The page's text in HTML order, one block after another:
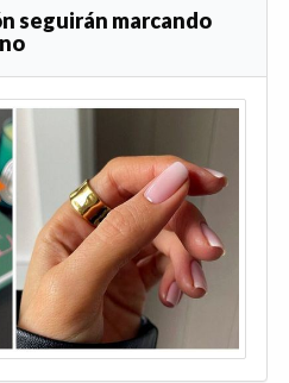
seguirán marcando